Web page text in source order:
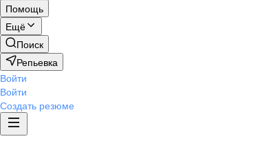
Помощь
Ещё
Поиск
Репьевка
Войти
Войти
Создать резюме